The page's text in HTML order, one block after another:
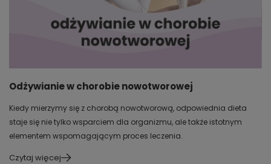
Odżywianie w chorobie nowotworowej
Kiedy mierzymy się z chorobą nowotworową, odpowiednia dieta
staje się nie tylko wsparciem dla organizmu, ale także istotnym
elementem wspomagającym proces leczenia.
Czytaj więcej